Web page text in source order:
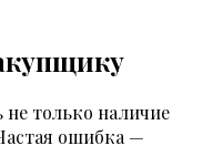
только наличие
ошибка —